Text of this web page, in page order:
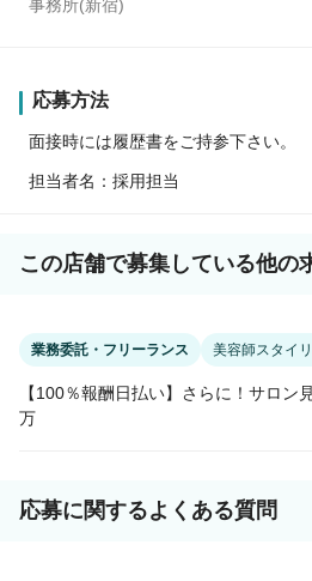
事務所(新宿)
応募方法
面接時には履歴書をご持参下さい。
担当者名：採用担当
この店舗で募集している他の
業務委託・フリーランス 美容師スタイ
【100％報酬日払い】さらに！サロン
万
応募に関するよくある質問